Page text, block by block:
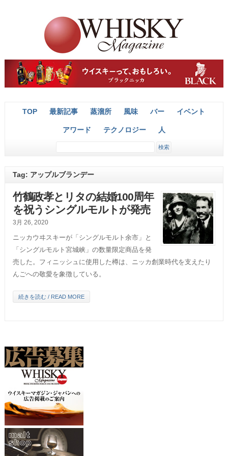
TOP 最新記事 蒸溜所 風味 バー イベント
アワード テクノロジー 人
Tag: アップルブランデー
竹鶴政孝とリタの結婚100周年
を祝うシングルモルトが発売
3月 26, 2020
ニッカウヰスキーが「シングルモルト余市」と
「シングルモルト宮城峡」の数量限定商品を発
売した。フィニッシュに使用した樽は、ニッカ創業時代を支えたり
んごへの敬愛を象徴している。
続きを読む / READ MORE